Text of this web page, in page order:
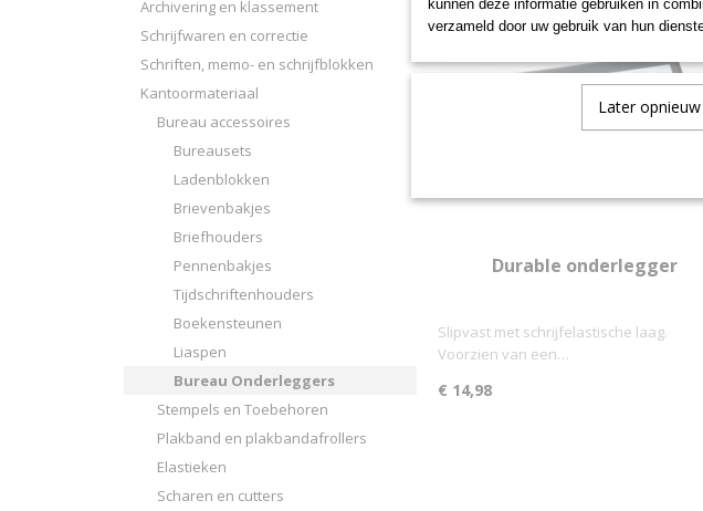
Archivering en klassement
Schrijfwaren en correctie
Schriften, memo- en schrijfblokken
Kantoormateriaal
Bureau accessoires
Bureausets
Ladenblokken
Brievenbakjes
Briefhouders
Pennenbakjes
Tijdschriftenhouders
Boekensteunen
Liaspen
Bureau Onderleggers
Stempels en Toebehoren
Plakband en plakbandafrollers
Elastieken
Scharen en cutters
Durable onderlegger
Slipvast met schrijfelastische laag.
Voorzien van een…
€ 14,98
kunnen deze informatie gebruiken in
verzameld door uw gebruik van hun
Later